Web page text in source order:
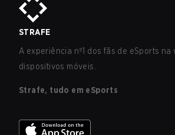
STRAFE
A experiência nº1 dos fãs de eSports na
dispositivos móveis.
Strafe, tudo em eSports